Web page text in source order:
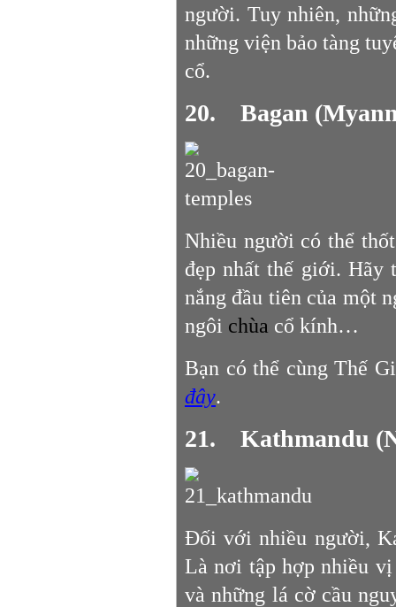
người. Tuy nhiên,
những viện bảo tàng
cổ.
20. Bagan
Nhiều người có thể
đẹp nhất thế giới. Hãy
nắng đầu tiên của một
ngôi chùa cổ kính…
Bạn có thể cùng Thế
đây.
21. Kathmandu
Đối với nhiều người,
Là nơi tập hợp nhiều vị
và những lá cờ cầu